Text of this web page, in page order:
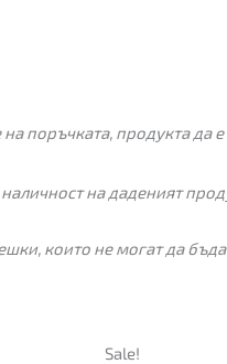
поръчката, продукта да е
на даденият
които не могат да
Sale!